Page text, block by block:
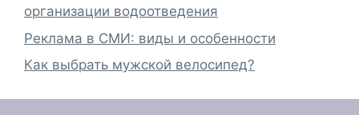
организации водоотведения
Реклама в СМИ: виды и особенности
Как выбрать мужской велосипед?